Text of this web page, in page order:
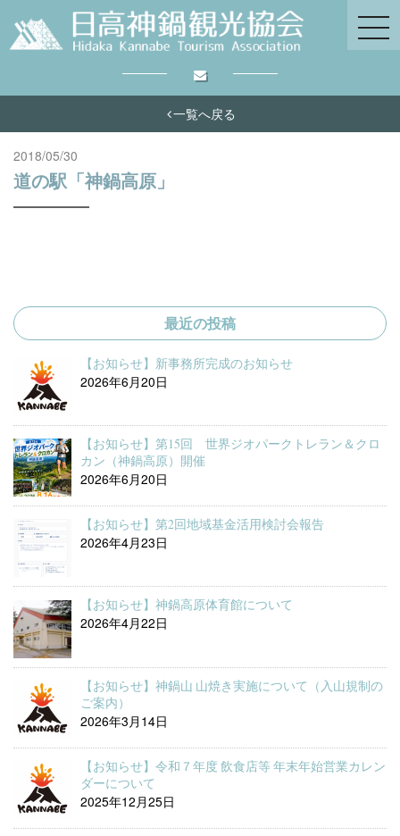
一覧へ戻る
2018/05/30
道の駅「神鍋高原」
最近の投稿
【お知らせ】新事務所完成のお知らせ
2026年6月20日
【お知らせ】第15回 世界ジオパークトレラン＆クロ
カン（神鍋高原）開催
2026年6月20日
【お知らせ】第2回地域基金活用検討会報告
2026年4月23日
【お知らせ】神鍋高原体育館について
2026年4月22日
【お知らせ】神鍋山 山焼き実施について（入山規制の
ご案内）
2026年3月14日
【お知らせ】令和７年度 飲食店等 年末年始営業カレン
ダーについて
2025年12月25日